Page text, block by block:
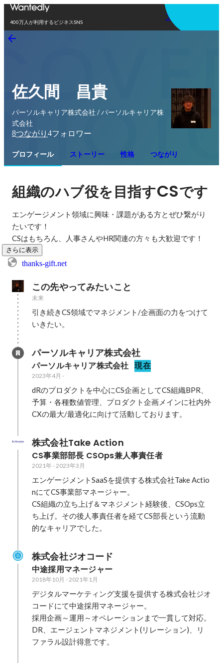
400万人が利用するビジネスSNS
アプリを使う
佐久間 昌貴
パーソルキャリア株式会社 / パーソルキャリア株
式会社
8つながり 4フォロワー
プロフィール ストーリー 性格 つながり
組織のハブ役を目指すCSです
エンゲージメント領域に興味・課題がある方とぜひ繋がり
たいです！
CSはもちろん、人事さんやHR関連の方々も大歓迎です！
さらに表示
thanks-gift.net
この先やってみたいこと
未来
引き続きCS領域でマネジメント/企画面の力をつけて
いきたい。
パーソルキャリア株式会社
パーソルキャリア株式会社 現在
2023年4月 -
dRのプロダクトを中心にCS企画としてCS組織BPR、
予算・各種数値管理、プロダクト企画メインに社内外
CXの最大/最適化に向けて活動しております。
株式会社Take Action
CS事業部部長 CSOps兼人事責任者
2021年-2023年3月
エンゲージメントSaaSを提供する株式会社Take Actio
nにてCS事業部マネージャー。
CS組織の立ち上げ＆マネジメント経験後、CSOps立
ち上げ。その後人事責任者を経てCS部長という流動
的なキャリアでした。
株式会社ジオコード
中途採用マネージャー
2018年10月 -2021年1月
デジタルマーケティング支援を提供する株式会社ジオ
コードにて中途採用マネージャー。
採用企画～運用～オペレーションまで一貫して対応。
DR、エージェントマネジメント(リレーション)、リ
ファラル設計得意です。